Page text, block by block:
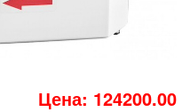
Цена: 124200.00